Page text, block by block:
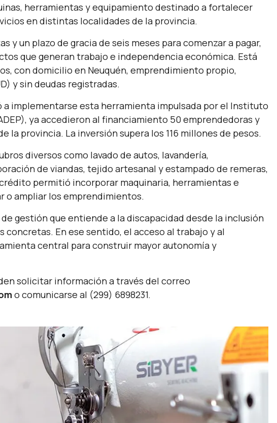
herramientas y equipamiento destinado a fortalecer
en distintas localidades de la provincia.
y un plazo de gracia de seis meses para comenzar a pagar,
que generan trabajo e independencia económica. Está
con domicilio en Neuquén, emprendimiento propio,
y sin deudas registradas.
a implementarse esta herramienta impulsada por el Instituto
ya accedieron al financiamiento 50 emprendedoras y
la provincia. La inversión supera los 116 millones de pesos.
diversos como lavado de autos, lavandería,
de viandas, tejido artesanal y estampado de remeras,
permitió incorporar maquinaria, herramientas e
o ampliar los emprendimientos.
gestión que entiende a la discapacidad desde la inclusión
En ese sentido, el acceso al trabajo y al
central para construir mayor autonomía y
solicitar información a través del correo
o comunicarse al (299) 6898231.